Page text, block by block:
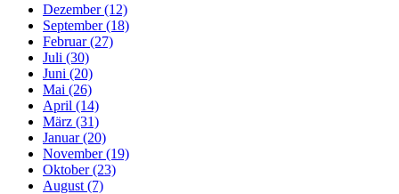
Dezember (12)
September (18)
Februar (27)
Juli (30)
Juni (20)
Mai (26)
April (14)
März (31)
Januar (20)
November (19)
Oktober (23)
August (7)